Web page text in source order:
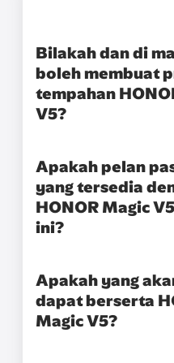
Bilakah dan di
boleh membuat
tempahan
V5?
Apakah pelan
yang tersedia
HONOR Magic
ini?
Apakah yang
dapat berserta
Magic V5?